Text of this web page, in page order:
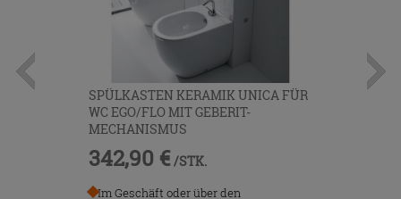
SPÜLKASTEN KERAMIK UNICA FÜR
WC EGO/FLO MIT GEBERIT-
MECHANISMUS
342,90 € /STK.
Im Geschäft oder über den